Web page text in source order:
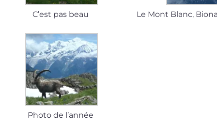
C’est pas beau Le Mont Blanc,
Photo de l’année